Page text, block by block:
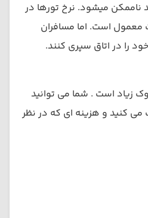
ناممکن میشود. نرخ تورها در
معمول است. اما مسافران
را در اتاق سپری کنند.
زیاد است . شما می توانید
کنید و هزینه ای که در نظر